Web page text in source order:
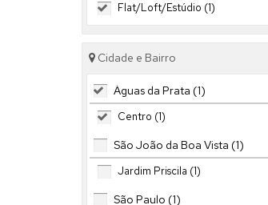
Flat/Loft/Estúdio (1)
Cidade e Bairro
Águas da Prata (1)
Centro (1)
São João da Boa Vista (1)
Jardim Priscila (1)
São Paulo (1)